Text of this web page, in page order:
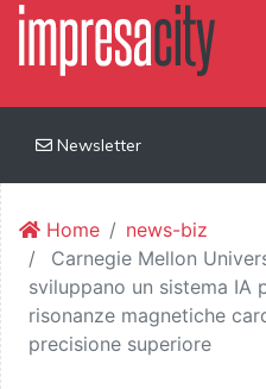
Newsletter
Home
news-biz
Carnegie Mellon
sviluppano un sistema IA
risonanze magnetiche
precisione superiore